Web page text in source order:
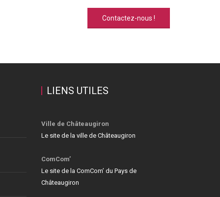
Contactez-nous !
LIENS UTILES
Ville de Châteaugiron
Le site de la ville de Châteaugiron
ComCom’
Le site de la ComCom’ du Pays de
Châteaugiron